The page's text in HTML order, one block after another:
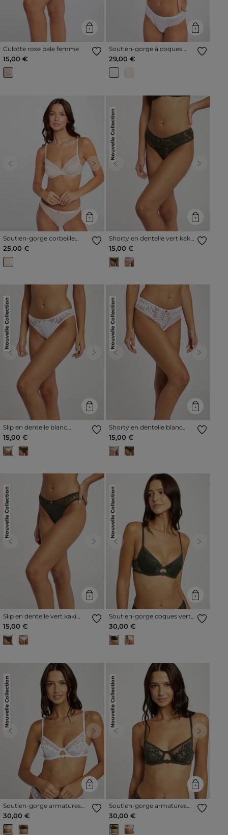
Culotte rose pale femme
15,00 €
Soutien-gorge à coques
blanc femme
29,00 €
Previous Next
Soutien-gorge corbeille
rose pale femme
25,00 €
Nouvelle Collection
Previous Next
Shorty en dentelle vert kaki
femme
15,00 €
Nouvelle Collection
Previous Next
Slip en dentelle blanc
femme
15,00 €
Nouvelle Collection
Previous Next
Shorty en dentelle blanc
femme
15,00 €
Nouvelle Collection
Previous Next
Slip en dentelle vert kaki
femme
15,00 €
Nouvelle Collection
Previous Next
Soutien-gorge coques vert
kaki femme
30,00 €
Nouvelle Collection
Previous Next
Soutien-gorge armatures
blanc femme
30,00 €
Nouvelle Collection
Previous Next
Soutien-gorge armatures
vert kaki femme
30,00 €